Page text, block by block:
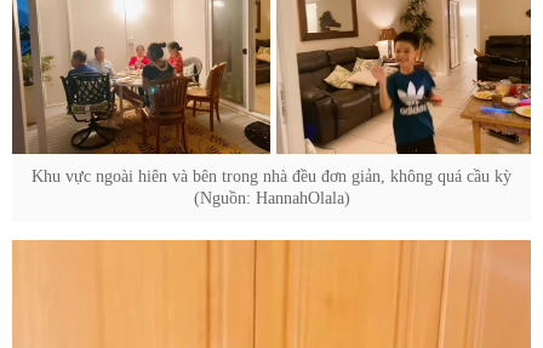
Khu vực ngoài hiên và bên trong nhà đều đơn giản, không quá cầu kỳ
(Nguồn: HannahOlala)